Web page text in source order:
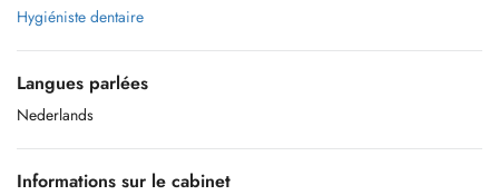
Hygiéniste dentaire
Langues parlées
Nederlands
Informations sur le cabinet